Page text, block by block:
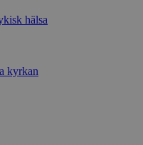
hälsa
kyrkan